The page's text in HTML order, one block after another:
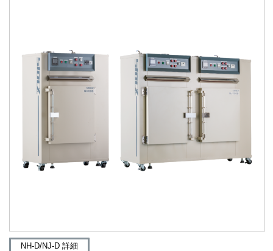
NH-D/NJ-D 詳細